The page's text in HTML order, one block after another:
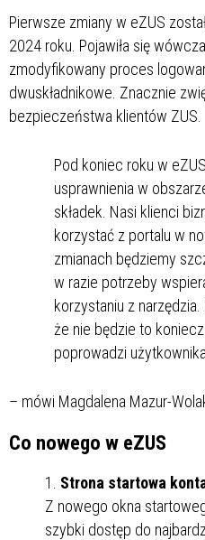
Pierwsze zmiany w eZUS
2024 roku. Pojawiła się
zmodyfikowany proces
dwuskładnikowe. Znacznie
bezpieczeństwa klientów ZUS.
Pod koniec roku w
usprawnienia w
składek. Nasi klienci
korzystać z portalu w
zmianach będziemy
w razie potrzeby
korzystaniu z
że nie będzie to
poprowadzi użytkownika
– mówi Magdalena Mazur-
Co nowego w eZUS
Strona startowa
Z nowego okna
szybki dostęp do